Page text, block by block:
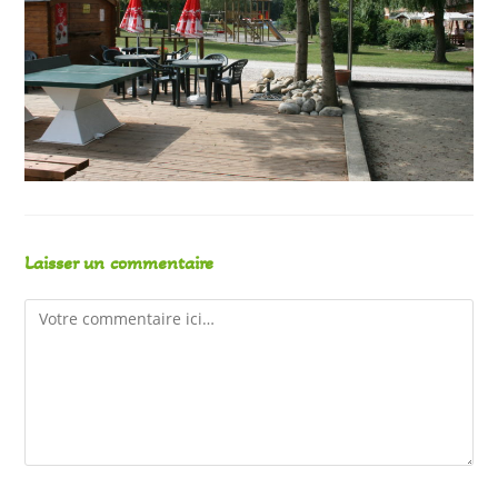
Laisser un commentaire